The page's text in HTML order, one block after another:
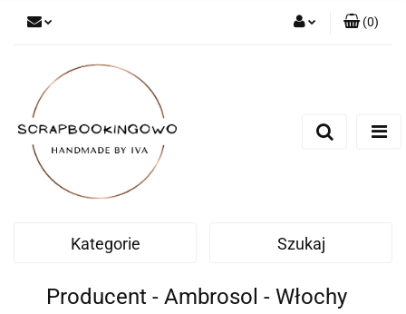
(0)
Kategorie Szukaj
Producent - Ambrosol - Włochy